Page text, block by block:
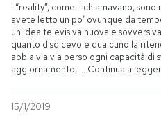
I “reality”, come li chiamavano, sono
avete letto un po’ ovunque da
un’idea televisiva nuova e
quanto disdicevole qualcuno la
abbia via via perso ogni capacità di
aggiornamento, … Continua a
15/1/2019